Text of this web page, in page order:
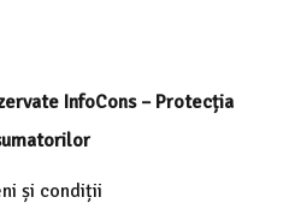
InfoCons – Protecția
și condiții